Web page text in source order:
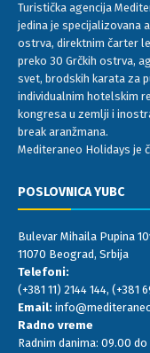
Turistička agencija
jedina je specijalizovana
ostrva, direktnim čarter
preko 30 Grčkih ostrva,
svet, brodskih karata za
individualnim hotelskim
kongresa u zemlji i
break aranžmana.
Mediteraneo Holidays je
POSLOVNICA YUBC
Bulevar Mihaila Pupina
11070 Beograd, Srbija
Telefoni:
(+381 11) 2144 144, (+381
Email:
Radno vreme
Radnim danima: 09.00